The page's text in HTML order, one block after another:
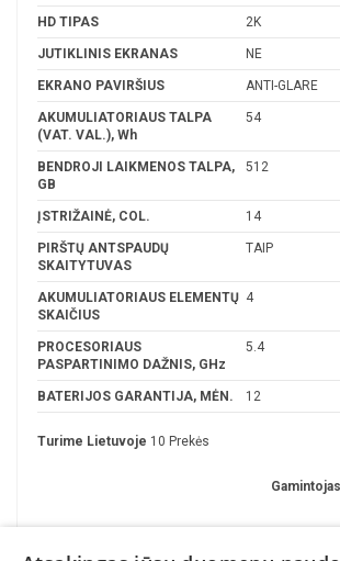
HD TIPAS 2K
JUTIKLINIS EKRANAS NE
EKRANO PAVIRŠIUS ANTI-GLARE
AKUMULIATORIAUS TALPA
(VAT. VAL.), Wh
54
BENDROJI LAIKMENOS TALPA,
GB
512
ĮSTRIŽAINĖ, COL. 14
PIRŠTŲ ANTSPAUDŲ
SKAITYTUVAS
TAIP
AKUMULIATORIAUS ELEMENTŲ
SKAIČIUS
4
PROCESORIAUS
PASPARTINIMO DAŽNIS, GHz
5.4
BATERIJOS GARANTIJA, MĖN. 12
Gamintojas
Turime Lietuvoje 10 Prekės